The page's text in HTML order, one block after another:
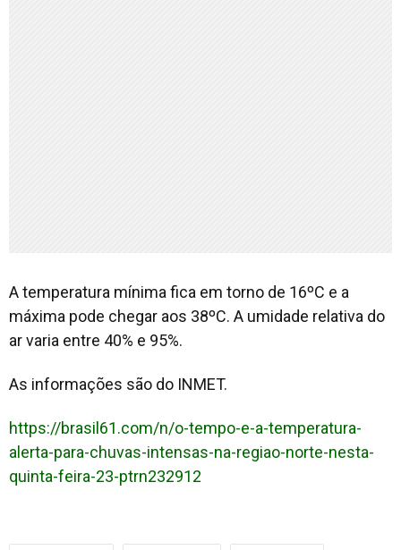
A temperatura mínima fica em torno de 16ºC e a
máxima pode chegar aos 38ºC. A umidade relativa do
ar varia entre 40% e 95%.
As informações são do INMET.
https://brasil61.com/n/o-tempo-e-a-temperatura-
alerta-para-chuvas-intensas-na-regiao-norte-nesta-
quinta-feira-23-ptrn232912